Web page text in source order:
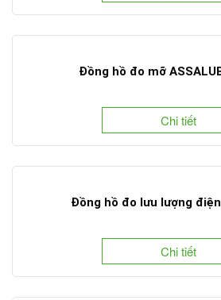
Đồng hồ đo mỡ
Chi tiết
Đồng hồ đo lưu lượng điện
Chi tiết